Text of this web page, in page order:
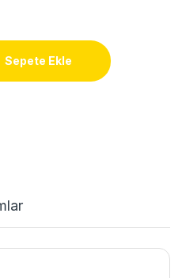
24 A TERMİK RÖLE quantity
Sepete Ekle